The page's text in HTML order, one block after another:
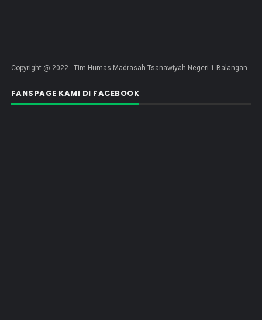
Copyright @ 2022 - Tim Humas Madrasah Tsanawiyah Negeri 1 Balangan
FANSPAGE KAMI DI FACEBOOK